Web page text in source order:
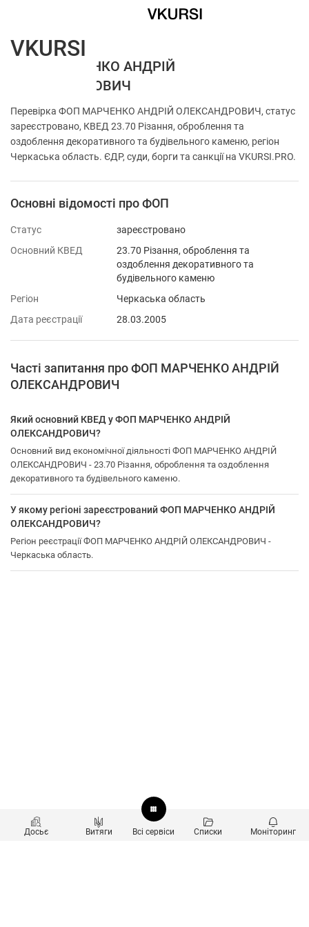
ФОП МАРЧЕНКО АНДРІЙ
ОЛЕКСАНДРОВИЧ
Перевірка ФОП МАРЧЕНКО АНДРІЙ ОЛЕКСАНДРОВИЧ, статус
зареєстровано, КВЕД 23.70 Різання, оброблення та
оздоблення декоративного та будівельного каменю, регіон
Черкаська область. ЄДР, суди, борги та санкції на VKURSI.PRO.
Основні відомості про ФОП
Статус
зареєстровано
Основний КВЕД
23.70 Різання, оброблення та
оздоблення декоративного та
будівельного каменю
Регіон
Черкаська область
Дата реєстрації
28.03.2005
Часті запитання про ФОП МАРЧЕНКО АНДРІЙ
ОЛЕКСАНДРОВИЧ
Який основний КВЕД у ФОП МАРЧЕНКО АНДРІЙ
ОЛЕКСАНДРОВИЧ?
Основний вид економічної діяльності ФОП МАРЧЕНКО АНДРІЙ
ОЛЕКСАНДРОВИЧ - 23.70 Різання, оброблення та оздоблення
декоративного та будівельного каменю.
У якому регіоні зареєстрований ФОП МАРЧЕНКО АНДРІЙ
ОЛЕКСАНДРОВИЧ?
Регіон реєстрації ФОП МАРЧЕНКО АНДРІЙ ОЛЕКСАНДРОВИЧ -
Черкаська область.
Досьє Витяги Всі сервіси Списки Моніторинг
VKURSI